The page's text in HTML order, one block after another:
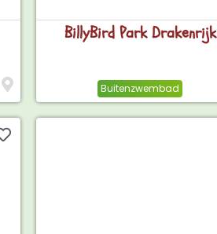
BillyBird Park Drakenrijk
Buitenzwembad